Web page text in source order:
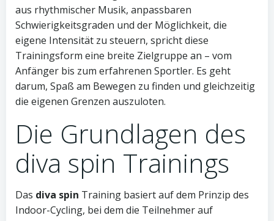
aus rhythmischer Musik, anpassbaren
Schwierigkeitsgraden und der Möglichkeit, die
eigene Intensität zu steuern, spricht diese
Trainingsform eine breite Zielgruppe an – vom
Anfänger bis zum erfahrenen Sportler. Es geht
darum, Spaß am Bewegen zu finden und gleichzeitig
die eigenen Grenzen auszuloten.
Die Grundlagen des
diva spin Trainings
Das diva spin Training basiert auf dem Prinzip des
Indoor-Cycling, bei dem die Teilnehmer auf